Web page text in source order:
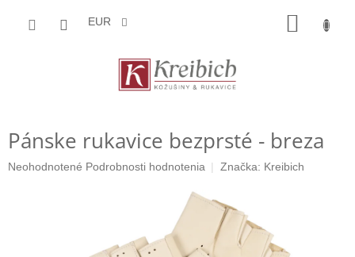
EUR
Pánske rukavice bezprsté - breza
Priemerné
Neohodnotené Podrobnosti hodnotenia Značka: Kreibich